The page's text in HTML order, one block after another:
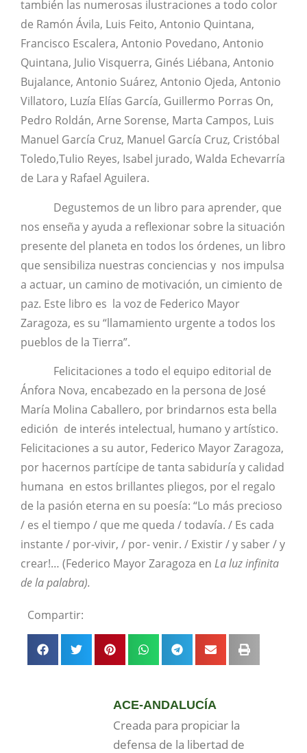
también las numerosas ilustraciones a todo color
de Ramón Ávila, Luis Feito, Antonio Quintana,
Francisco Escalera, Antonio Povedano, Antonio
Quintana, Julio Visquerra, Ginés Liébana, Antonio
Bujalance, Antonio Suárez, Antonio Ojeda, Antonio
Villatoro, Luzía Elías García, Guillermo Porras On,
Pedro Roldán, Arne Sorense, Marta Campos, Luis
Manuel García Cruz, Manuel García Cruz, Cristóbal
Toledo,Tulio Reyes, Isabel jurado, Walda Echevarría
de Lara y Rafael Aguilera.
Degustemos de un libro para aprender, que
nos enseña y ayuda a reflexionar sobre la situación
presente del planeta en todos los órdenes, un libro
que sensibiliza nuestras conciencias y nos impulsa
a actuar, un camino de motivación, un cimiento de
paz. Este libro es la voz de Federico Mayor
Zaragoza, es su “llamamiento urgente a todos los
pueblos de la Tierra”.
Felicitaciones a todo el equipo editorial de
Ánfora Nova, encabezado en la persona de José
María Molina Caballero, por brindarnos esta bella
edición de interés intelectual, humano y artístico.
Felicitaciones a su autor, Federico Mayor Zaragoza,
por hacernos partícipe de tanta sabiduría y calidad
humana en estos brillantes pliegos, por el regalo
de la pasión eterna en su poesía: “Lo más precioso
/ es el tiempo / que me queda / todavía. / Es cada
instante / por-vivir, / por- venir. / Existir / y saber / y
crear!… (Federico Mayor Zaragoza en La luz infinita
de la palabra).
Compartir:
ACE-ANDALUCÍA
Creada para propiciar la
defensa de la libertad de